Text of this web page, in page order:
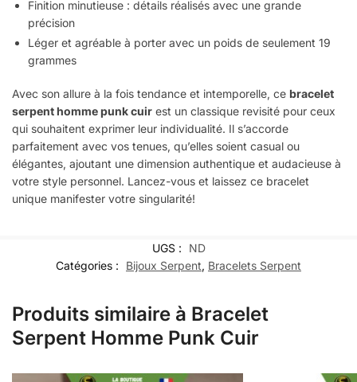
Finition minutieuse : détails réalisés avec une grande
précision
Léger et agréable à porter avec un poids de seulement 19
grammes
Avec son allure à la fois tendance et intemporelle, ce bracelet
serpent homme punk cuir est un classique revisité pour ceux
qui souhaitent exprimer leur individualité. Il s’accorde
parfaitement avec vos tenues, qu’elles soient casual ou
élégantes, ajoutant une dimension authentique et audacieuse à
votre style personnel. Lancez-vous et laissez ce bracelet
unique manifester votre singularité!
UGS :
ND
Catégories :
Bijoux Serpent, Bracelets Serpent
Produits similaire à Bracelet
Serpent Homme Punk Cuir